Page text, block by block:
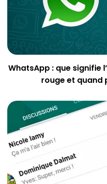
WhatsApp : que signifie
rouge et quand